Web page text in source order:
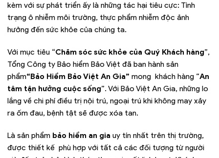
kèm với sự phát triển ấy là những tác hại tiêu cực: Tình
trạng ô nhiễm môi trường, thực phẩm nhiễm độc ảnh
hưởng đến sức khỏe của chúng ta.
Với mục tiêu “Chăm sóc sức khỏe của Quý Khách hàng”,
Tổng Công ty Bảo hiểm Bảo Việt đã ban hành sản
phẩm“Bảo Hiểm Bảo Việt An Gia” mong khách hàng “An
tâm tận hưởng cuộc sống”. Với Bảo Việt An Gia, những lo
lắng về chi phí điều trị nội trú, ngoại trú khi không may xảy
ra ốm đau, bệnh tật sẽ được xóa tan.
Là sản phẩm bảo hiểm an gia uy tín nhất trên thị trường,
được thiết kế phù hợp với tất cả các đối tượng từ người